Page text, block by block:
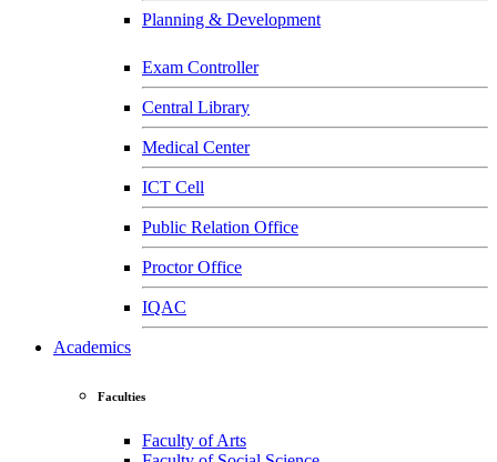
Planning & Development
Exam Controller
Central Library
Medical Center
ICT Cell
Public Relation Office
Proctor Office
IQAC
Academics
Faculties
Faculty of Arts